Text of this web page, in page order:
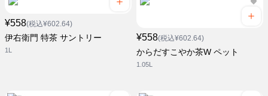
¥558(税込¥602.64)
伊右衛門 特茶 サントリー
1L
¥558(税込¥602.64)
からだすこやか茶W ペット
1.05L